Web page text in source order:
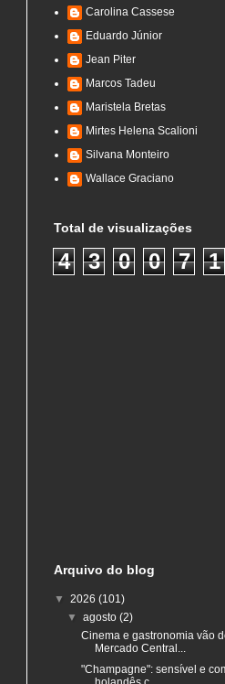
Carolina Cassese
Eduardo Júnior
Jean Piter
Marcos Tadeu
Maristela Bretas
Mirtes Helena Scalioni
Silvana Monteiro
Wallace Graciano
Total de visualizações
4 3 0 0 7 1
Arquivo do blog
▼ 2026 (101)
▼agosto(2)
Cinema e gastronomia vão
Mercado Central...
"Champagne": sensível e